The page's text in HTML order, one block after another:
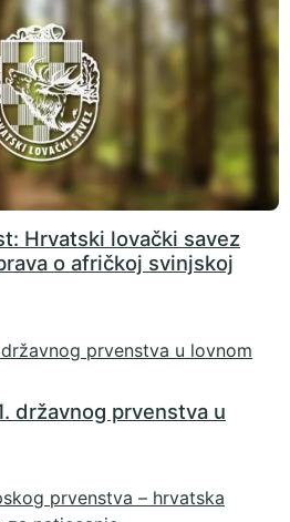
Hrvatski lovački savez
o afričkoj svinjskoj
državnog prvenstva u